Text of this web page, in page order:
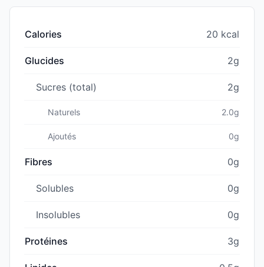
Calories 20 kcal
Glucides 2g
Sucres (total) 2g
Naturels 2.0g
Ajoutés 0g
Fibres 0g
Solubles 0g
Insolubles 0g
Protéines 3g